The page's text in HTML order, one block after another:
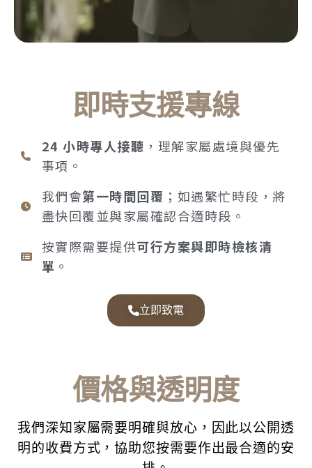
即時支援專線
24 小時專人接聽 ，理解家屬處境與優先
事項。
我們會第一時間回覆 ；如遇繁忙時段，將
盡快回覆並與家屬確認合適時段。
按實際需要提供可行方案與即時檢核清
單 。
立即致電
價格與透明度
我們深知家屬需要明確與放心，因此以公開透
明的收費方式，協助您按需要作出最合適的安